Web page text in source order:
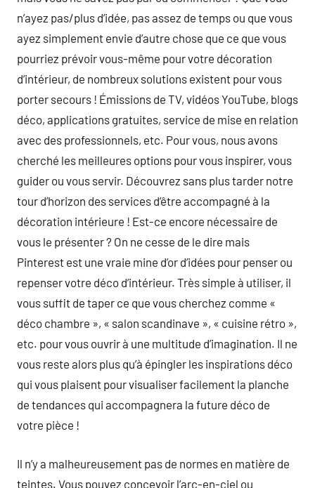
n’ayez pas/plus d’idée, pas assez de temps ou que vous
ayez simplement envie d’autre chose que ce que vous
pourriez prévoir vous-même pour votre décoration
d’intérieur, de nombreux solutions existent pour vous
porter secours ! Émissions de TV, vidéos YouTube, blogs
déco, applications gratuites, service de mise en relation
avec des professionnels, etc. Pour vous, nous avons
cherché les meilleures options pour vous inspirer, vous
guider ou vous servir. Découvrez sans plus tarder notre
tour d’horizon des services d’être accompagné à la
décoration intérieure ! Est-ce encore nécessaire de
vous le présenter ? On ne cesse de le dire mais
Pinterest est une vraie mine d’or d’idées pour penser ou
repenser votre déco d’intérieur. Très simple à utiliser, il
vous suffit de taper ce que vous cherchez comme «
déco chambre », « salon scandinave », « cuisine rétro »,
etc. pour vous ouvrir à une multitude d’imagination. Il ne
vous reste alors plus qu’à épingler les inspirations déco
qui vous plaisent pour visualiser facilement la planche
de tendances qui accompagnera la future déco de
votre pièce !
Il n’y a malheureusement pas de normes en matière de
teintes. Vous pouvez concevoir l’arc-en-ciel ou